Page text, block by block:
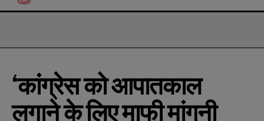
‘कांग्रेस को आपातकाल
लगाने के लिए माफी मांगनी